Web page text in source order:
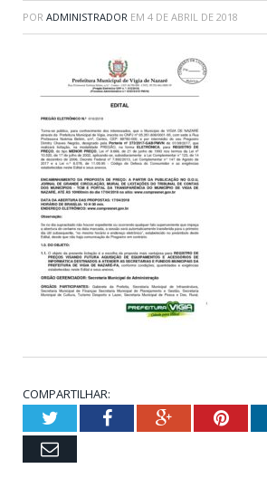
POR ADMINISTRADOR EM 4 DE ABRIL DE 2018
COMPARTILHAR:
TwitterFacebookGoogle+
Email